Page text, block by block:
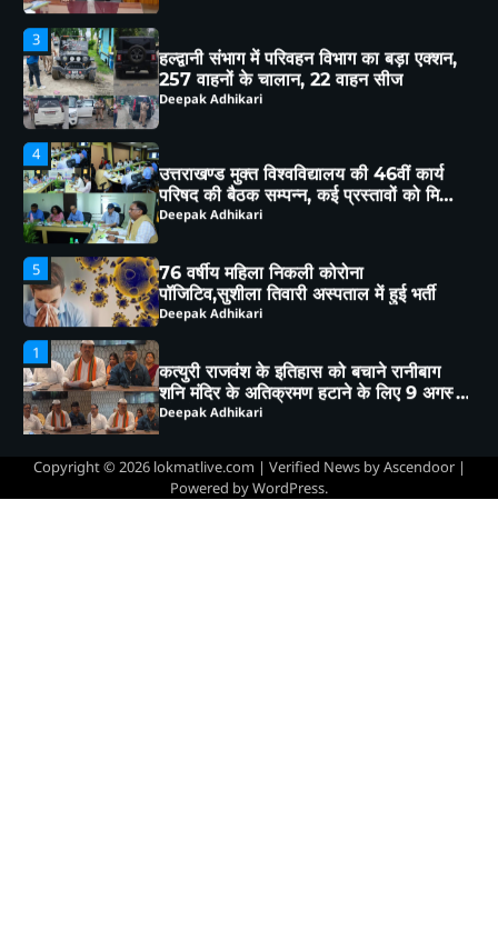
4
उत्तराखण्ड मुक्त विश्वविद्यालय की 46वीं कार्य
परिषद की बैठक सम्पन्न, कई प्रस्तावों को मिली
कार्य परिषद की संस्तुति
Deepak Adhikari
5
76 वर्षीय महिला निकली कोरोना
पॉजिटिव,सुशीला तिवारी अस्पताल में हुई भर्ती
Deepak Adhikari
1
कत्युरी राजवंश के इतिहास को बचाने रानीबाग
शनि मंदिर के अतिक्रमण हटाने के लिए 9 अगस्त
को होगी स्वाभिमान रैली
Deepak Adhikari
2
हल्द्वानी:(बड़ी खबर)-भू-कानून उल्लंघन पर डीएम
का बड़ा फैसला, 250 वर्ग मीटर भूमि राज्य
सरकार के नाम
Deepak Adhikari
3
हल्द्वानी संभाग में परिवहन विभाग का बड़ा एक्शन,
257 वाहनों के चालान, 22 वाहन सीज
Copyright © 2026 lokmatlive.com | Verified News byAscendoor|
Powered byWordPress.